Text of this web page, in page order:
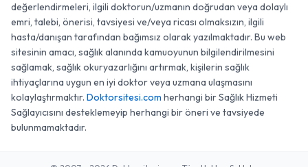
değerlendirmeleri, ilgili doktorun/uzmanın doğrudan veya dolaylı
emri, talebi, önerisi, tavsiyesi ve/veya ricası olmaksızın, ilgili
hasta/danışan tarafından bağımsız olarak yazılmaktadır. Bu web
sitesinin amacı, sağlık alanında kamuoyunun bilgilendirilmesini
sağlamak, sağlık okuryazarlığını artırmak, kişilerin sağlık
ihtiyaçlarına uygun en iyi doktor veya uzmana ulaşmasını
kolaylaştırmaktır. Doktorsitesi.com herhangi bir Sağlık Hizmeti
Sağlayıcısını desteklemeyip herhangi bir öneri ve tavsiyede
bulunmamaktadır.